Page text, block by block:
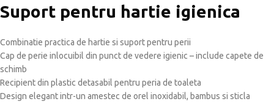
Suport pentru hartie igienica
Combinatie practica de hartie si suport pentru perii
Cap de perie inlocuibil din punct de vedere igienic – include capete de
schimb
Recipient din plastic detasabil pentru peria de toaleta
Design elegant intr-un amestec de orel inoxidabil, bambus si sticla